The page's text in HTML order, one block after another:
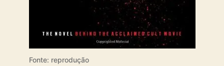
Fonte: reprodução